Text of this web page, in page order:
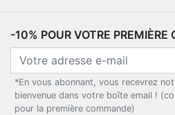
-10% POUR VOTRE
*En vous abonnant, vous recevrez
bienvenue dans votre boîte email !
pour la première commande)